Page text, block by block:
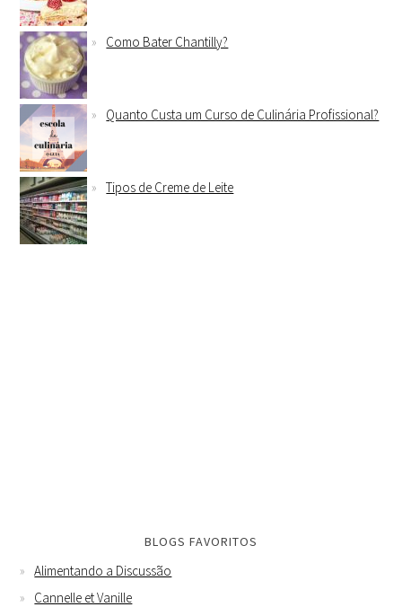
Como Bater Chantilly?
Quanto Custa um Curso de Culinária Profissional?
Tipos de Creme de Leite
BLOGS FAVORITOS
Alimentando a Discussão
Cannelle et Vanille